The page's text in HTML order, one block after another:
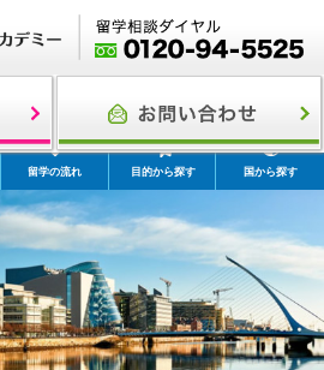
留学の流れ 目的から探す 国から探す